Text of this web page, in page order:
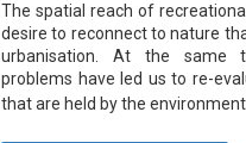
The spatial reach of
desire to reconnect to nature
urbanisation. At the same
problems have led us to re-
that are held by the